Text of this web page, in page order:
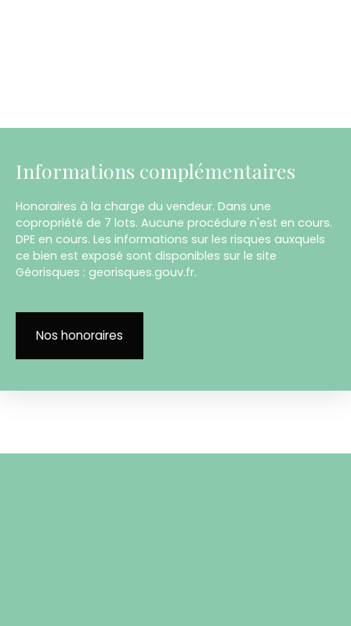
Informations complémentaires
Honoraires à la charge du vendeur. Dans une
copropriété de 7 lots. Aucune procédure n'est en cours.
DPE en cours. Les informations sur les risques auxquels
ce bien est exposé sont disponibles sur le site
Géorisques : georisques.gouv.fr.
Nos honoraires